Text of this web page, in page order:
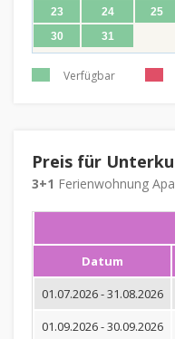
23
24 25
30
31
Verfügbar
Preis für
3+1 Ferienwohnung
Datum
01.07.2026 - 31.08.2026
01.09.2026 - 30.09.2026